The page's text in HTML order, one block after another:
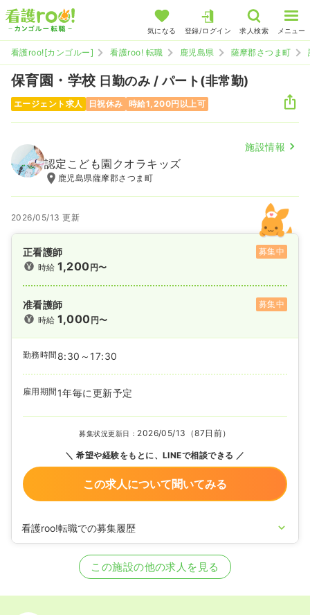
気になる 登録/ログイン 求人検索 メニュー
看護roo![カンゴルー] 看護roo! 転職 鹿児島県 薩摩郡さつま町
保育園・学校 日勤のみ / パート(非常勤)
エージェント求人 日祝休み 時給1,200円以上可
施設情報
認定こども園クオラキッズ
鹿児島県薩摩郡さつま町
2026/05/13 更新
正看護師
募集中
時給1,200円〜
准看護師
募集中
時給1,000円〜
勤務時間 8:30～17:30
雇用期間 1年毎に更新予定
募集状況更新日： 2026/05/13（87日前）
希望や経験をもとに、LINEで相談できる
この求人について聞いてみる
看護roo!転職での募集履歴
正・准看護師の募集を休止
正・准看護師の募集を開始
2022/09/09正・准看護師を募集中
この施設の他の求人を見る